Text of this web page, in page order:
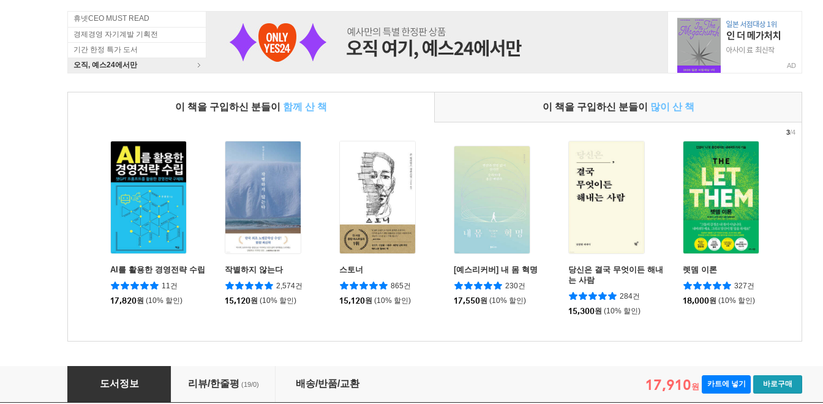
휴넷CEO MUST READ
경제경영 자기계발 기획전
기간 한정 특가 도서
오직, 예스24에서만
AD
이 책을 구입하신 분들이 함께 산 책 이 책을 구입하신 분들이 많이 산 책
AI를 활용한 경영전략 수립
11건
17,820원 (10% 할인)
작별하지 않는다
2,574건
15,120원 (10% 할인)
스토너
865건
15,120원 (10% 할인)
[예스리커버] 내 몸 혁명
230건
17,550원 (10% 할인)
당신은 결국 무엇이든 해내
는 사람
284건
15,300원 (10% 할인)
렛뎀 이론
327건
18,000원 (10% 할인)
3/4
나사는 어떻게 일하는가
도서정보 리뷰/한줄평 (19/0) 배송/반품/교환 17,910원 카트에 넣기 바로구매